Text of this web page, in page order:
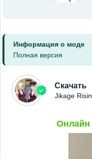
Информация о моде
Полная версия
Скачать
Jikage
Онлайн